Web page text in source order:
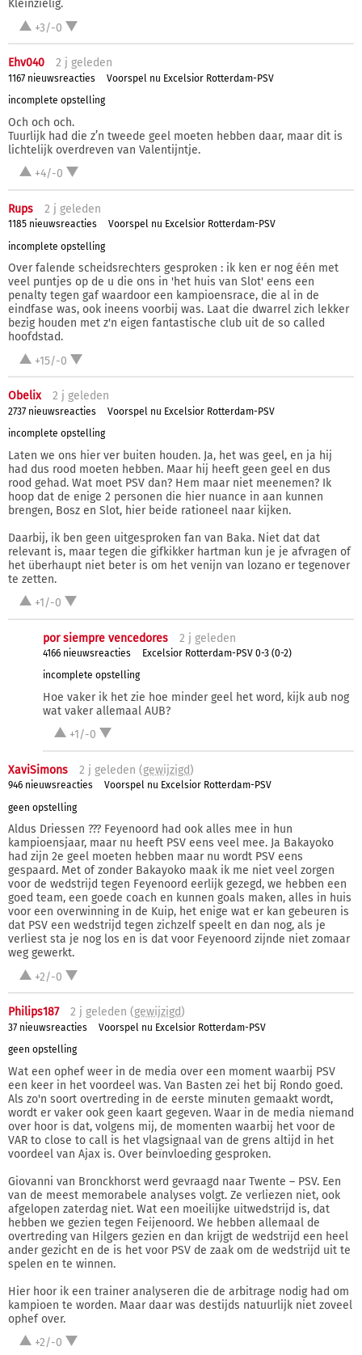
Kleinzielig.
+3/-0
Ehv040 2 j geleden
1167 nieuwsreacties
Voorspel nu Excelsior Rotterdam-PSV
incomplete opstelling
Och och och.
Tuurlijk had die z’n tweede geel moeten hebben daar, maar dit is
lichtelijk overdreven van Valentijntje.
+4/-0
Rups 2 j geleden
1185 nieuwsreacties
Voorspel nu Excelsior Rotterdam-PSV
incomplete opstelling
Over falende scheidsrechters gesproken : ik ken er nog één met
veel puntjes op de u die ons in 'het huis van Slot' eens een
penalty tegen gaf waardoor een kampioensrace, die al in de
eindfase was, ook ineens voorbij was. Laat die dwarrel zich lekker
bezig houden met z'n eigen fantastische club uit de so called
hoofdstad.
+15/-0
Obelix 2 j geleden
2737 nieuwsreacties
Voorspel nu Excelsior Rotterdam-PSV
incomplete opstelling
Laten we ons hier ver buiten houden. Ja, het was geel, en ja hij
had dus rood moeten hebben. Maar hij heeft geen geel en dus
rood gehad. Wat moet PSV dan? Hem maar niet meenemen? Ik
hoop dat de enige 2 personen die hier nuance in aan kunnen
brengen, Bosz en Slot, hier beide rationeel naar kijken.
Daarbij, ik ben geen uitgesproken fan van Baka. Niet dat dat
relevant is, maar tegen die gifkikker hartman kun je je afvragen of
het überhaupt niet beter is om het venijn van lozano er tegenover
te zetten.
+1/-0
por siempre vencedores 2 j geleden
4166 nieuwsreacties
Excelsior Rotterdam-PSV 0-3 (0-2)
incomplete opstelling
Hoe vaker ik het zie hoe minder geel het word, kijk aub nog
wat vaker allemaal AUB?
+1/-0
XaviSimons 2 j geleden (gewijzigd)
946 nieuwsreacties
Voorspel nu Excelsior Rotterdam-PSV
geen opstelling
Aldus Driessen ??? Feyenoord had ook alles mee in hun
kampioensjaar, maar nu heeft PSV eens veel mee. Ja Bakayoko
had zijn 2e geel moeten hebben maar nu wordt PSV eens
gespaard. Met of zonder Bakayoko maak ik me niet veel zorgen
voor de wedstrijd tegen Feyenoord eerlijk gezegd, we hebben een
goed team, een goede coach en kunnen goals maken, alles in huis
voor een overwinning in de Kuip, het enige wat er kan gebeuren is
dat PSV een wedstrijd tegen zichzelf speelt en dan nog, als je
verliest sta je nog los en is dat voor Feyenoord zijnde niet zomaar
weg gewerkt.
+2/-0
Philips187 2 j geleden (gewijzigd)
37 nieuwsreacties
Voorspel nu Excelsior Rotterdam-PSV
geen opstelling
Wat een ophef weer in de media over een moment waarbij PSV
een keer in het voordeel was. Van Basten zei het bij Rondo goed.
Als zo'n soort overtreding in de eerste minuten gemaakt wordt,
wordt er vaker ook geen kaart gegeven. Waar in de media niemand
over hoor is dat, volgens mij, de momenten waarbij het voor de
VAR to close to call is het vlagsignaal van de grens altijd in het
voordeel van Ajax is. Over beïnvloeding gesproken.
Giovanni van Bronckhorst werd gevraagd naar Twente – PSV. Een
van de meest memorabele analyses volgt. Ze verliezen niet, ook
afgelopen zaterdag niet. Wat een moeilijke uitwedstrijd is, dat
hebben we gezien tegen Feijenoord. We hebben allemaal de
overtreding van Hilgers gezien en dan krijgt de wedstrijd een heel
ander gezicht en de is het voor PSV de zaak om de wedstrijd uit te
spelen en te winnen.
Hier hoor ik een trainer analyseren die de arbitrage nodig had om
kampioen te worden. Maar daar was destijds natuurlijk niet zoveel
ophef over.
+2/-0